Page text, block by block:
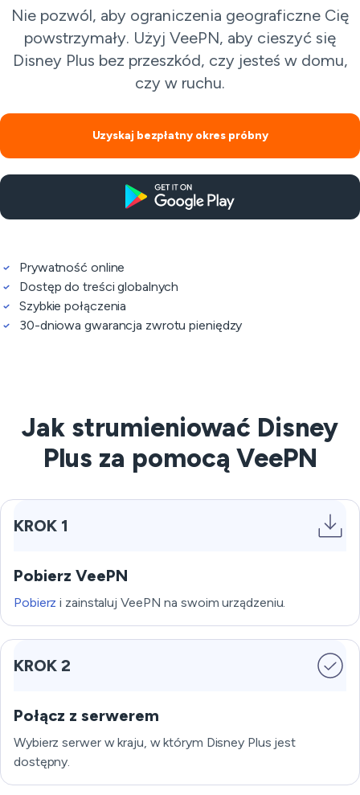
Nie pozwól, aby ograniczenia geograficzne Cię
powstrzymały. Użyj VeePN, aby cieszyć się
Disney Plus bez przeszkód, czy jesteś w domu,
czy w ruchu.
Uzyskaj bezpłatny okres próbny
Prywatność online
Dostęp do treści globalnych
Szybkie połączenia
30-dniowa gwarancja zwrotu pieniędzy
Jak strumieniować Disney
Plus za pomocą VeePN
KROK 1
Pobierz VeePN
Pobierz i zainstaluj VeePN na swoim urządzeniu.
KROK 2
Połącz z serwerem
Wybierz serwer w kraju, w którym Disney Plus jest
dostępny.